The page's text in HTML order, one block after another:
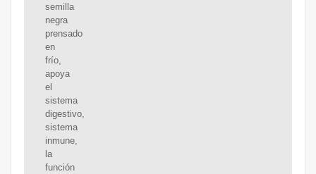
semilla
negra
prensado
en
frío,
apoya
el
sistema
digestivo,
sistema
inmune,
la
función